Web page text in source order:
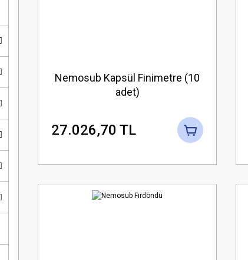
Nemosub Kapsül Finimetre (10
adet)
27.026,70 TL